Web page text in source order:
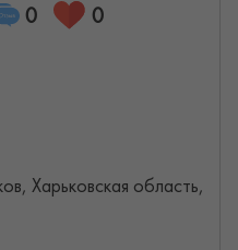
0 0
Харьковская область,